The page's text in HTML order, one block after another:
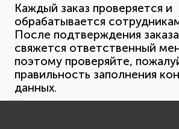
Каждый заказ проверяется и
обрабатывается
После подтверждения
свяжется ответственный
поэтому проверяйте,
правильность заполнения
данных.